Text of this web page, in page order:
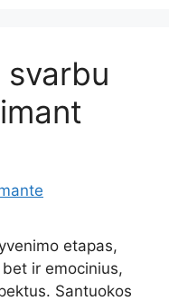
etapas,
ir emocinius,
Santuokos